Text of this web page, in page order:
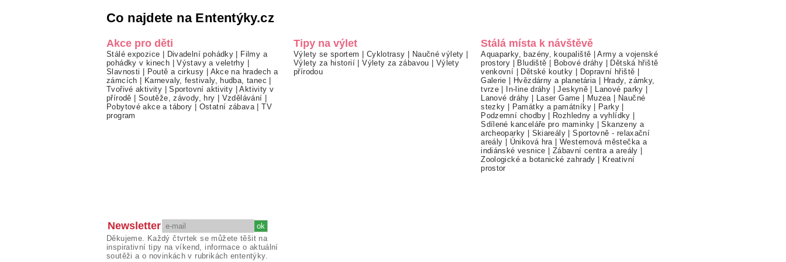
Co najdete na Ententýky.cz
Akce pro děti
Stálé expozice | Divadelní pohádky | Filmy a
pohádky v kinech |Výstavy a veletrhy |
Slavnosti | Poutě a cirkusy | Akce na hradech a
zámcích | Karnevaly, festivaly, hudba, tanec |
Tvořivé aktivity |Sportovní aktivity |Aktivity v
přírodě | Soutěže, závody, hry | Vzdělávání |
Pobytové akce a tábory | Ostatní zábava |TV
program
Tipy na výlet
Výlety se sportem | Cyklotrasy | Naučné výlety |
Výlety za historií |Výlety za zábavou | Výlety
přírodou
Stálá místa k návštěvě
Aquaparky, bazény, koupaliště |Army a vojenské
prostory | Bludiště | Bobové dráhy | Dětská hřiště
venkovní | Dětské koutky | Dopravní hřiště |
Galerie | Hvězdárny a planetária | Hrady, zámky,
tvrze | In-line dráhy |Jeskyně | Lanové parky |
Lanové dráhy | Laser Game | Muzea | Naučné
stezky | Památky a památníky| Parky |
Podzemní chodby| Rozhledny a vyhlídky |
Sdílené kanceláře pro maminky |Skanzeny a
archeoparky | Skiareály |Sportovně - relaxační
areály | Úniková hra |Westernová městečka a
indiánské vesnice | Zábavní centra a areály |
Zoologické a botanické zahrady | Kreativní
prostor
Newsletter
Děkujeme. Každý čtvrtek se můžete těšit na
inspirativní tipy na víkend, informace o aktuální
soutěži a o novinkách v rubrikách ententýky.